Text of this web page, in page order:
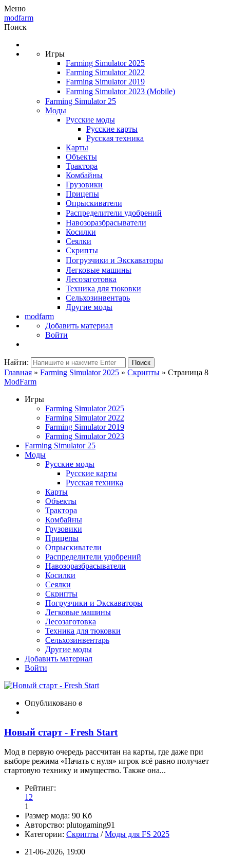
Меню
modfarm
Поиск
Игры
Farming Simulator 2025
Farming Simulator 2022
Farming Simulator 2019
Farming Simulator 2023 (Mobile)
Farming Simulator 25
Моды
Русские моды
Русские карты
Русская техника
Карты
Объекты
Трактора
Комбайны
Грузовики
Прицепы
Опрыскиватели
Распределители удобрений
Навозоразбрасыватели
Косилки
Сеялки
Скрипты
Погрузчики и Экскаваторы
Легковые машины
Лесозаготовка
Техника для тюковки
Сельхозинвентарь
Другие моды
modfarm
Добавить материал
Войти
Найти: Поиск
Главная » Farming Simulator 2025 » Скрипты » Страница 8
ModFarm
Игры
Farming Simulator 2025
Farming Simulator 2022
Farming Simulator 2019
Farming Simulator 2023
Farming Simulator 25
Моды
Русские моды
Русские карты
Русская техника
Карты
Объекты
Трактора
Комбайны
Грузовики
Прицепы
Опрыскиватели
Распределители удобрений
Навозоразбрасыватели
Косилки
Сеялки
Скрипты
Погрузчики и Экскаваторы
Легковые машины
Лесозаготовка
Техника для тюковки
Сельхозинвентарь
Другие моды
Добавить материал
Войти
Опубликовано в
Новый старт - Fresh Start
Мод в первую очередь рассчитан на карты, где даже при
выборе режима «Начать с нуля» игрок всё равно получает
стартовую технику и имущество. Также она...
Рейтинг:
12
1
Размер мода: 90 Кб
Авторство: plutogaming91
Категории: Скрипты /Моды для FS 2025
21-06-2026, 19:00